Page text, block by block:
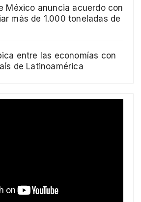
México anuncia acuerdo con
más de 1.000 toneladas de
entre las economías con
de Latinoamérica